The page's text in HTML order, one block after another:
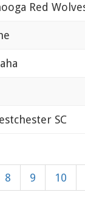
Red
SC
8 9 10